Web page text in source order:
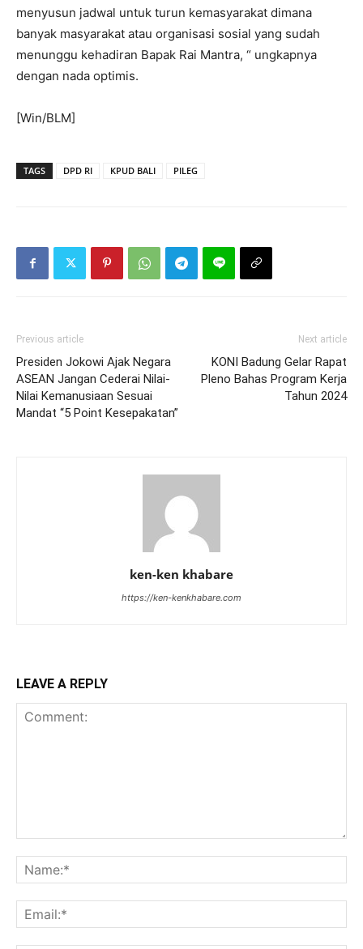
menyusun jadwal untuk turun kemasyarakat dimana
banyak masyarakat atau organisasi sosial yang sudah
menunggu kehadiran Bapak Rai Mantra, “ ungkapnya
dengan nada optimis.
[Win/BLM]
TAGS DPD RI KPUD BALI PILEG
Previous article
Presiden Jokowi Ajak Negara
ASEAN Jangan Cederai Nilai-
Nilai Kemanusiaan Sesuai
Mandat “5 Point Kesepakatan”
Next article
KONI Badung Gelar Rapat
Pleno Bahas Program Kerja
Tahun 2024
ken-ken khabare
https://ken-kenkhabare.com
LEAVE A REPLY